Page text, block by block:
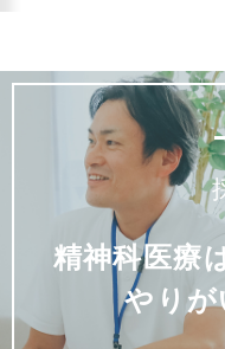
精神科医療
やりが